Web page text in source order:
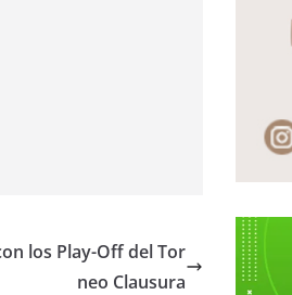
los Play-Off del Tor
neo Clausura